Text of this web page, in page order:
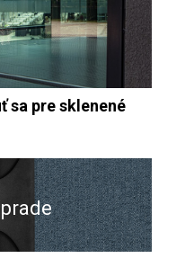
sa pre sklenené